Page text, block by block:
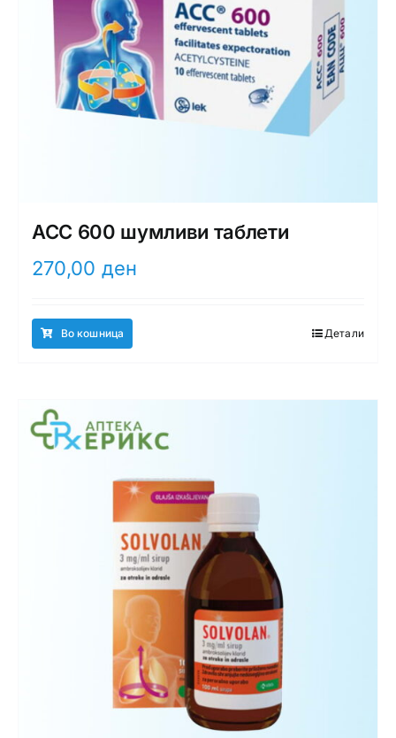
ACC 600 шумливи таблети
270,00 ден
Во кошница Детали